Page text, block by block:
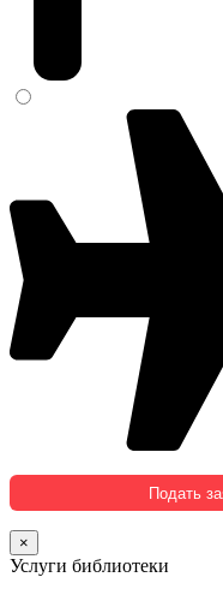
×
Услуги библиотеки